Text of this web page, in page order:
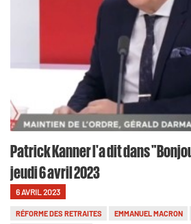
Patrick Kanner l'a dit dans
jeudi 6 avril 2023
6 AVRIL 2023
RÉFORME DES RETRAITES EMMANUEL MACRON